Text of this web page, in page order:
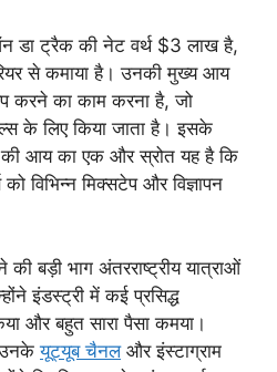
ट्रैक की नेट वर्थ $3 लाख है,
से कमाया है। उनकी मुख्य आय
करने का काम करना है, जो
के लिए किया जाता है। इसके
आय का एक और स्रोत यह है कि
विभिन्न मिक्सटेप और विज्ञापन
बड़ी भाग अंतरराष्ट्रीय यात्राओं
इंडस्ट्री में कई प्रसिद्ध
और बहुत सारा पैसा कमया।
उनकेयूट्यूब चैनलऔर इंस्टाग्राम